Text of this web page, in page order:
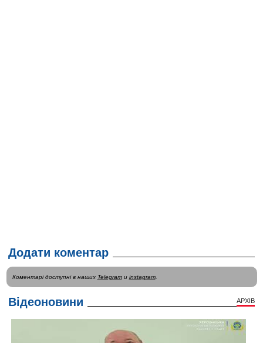
Додати коментар
Коментарі доступні в наших Telegramи instagram.
Відеоновини АРХІВ